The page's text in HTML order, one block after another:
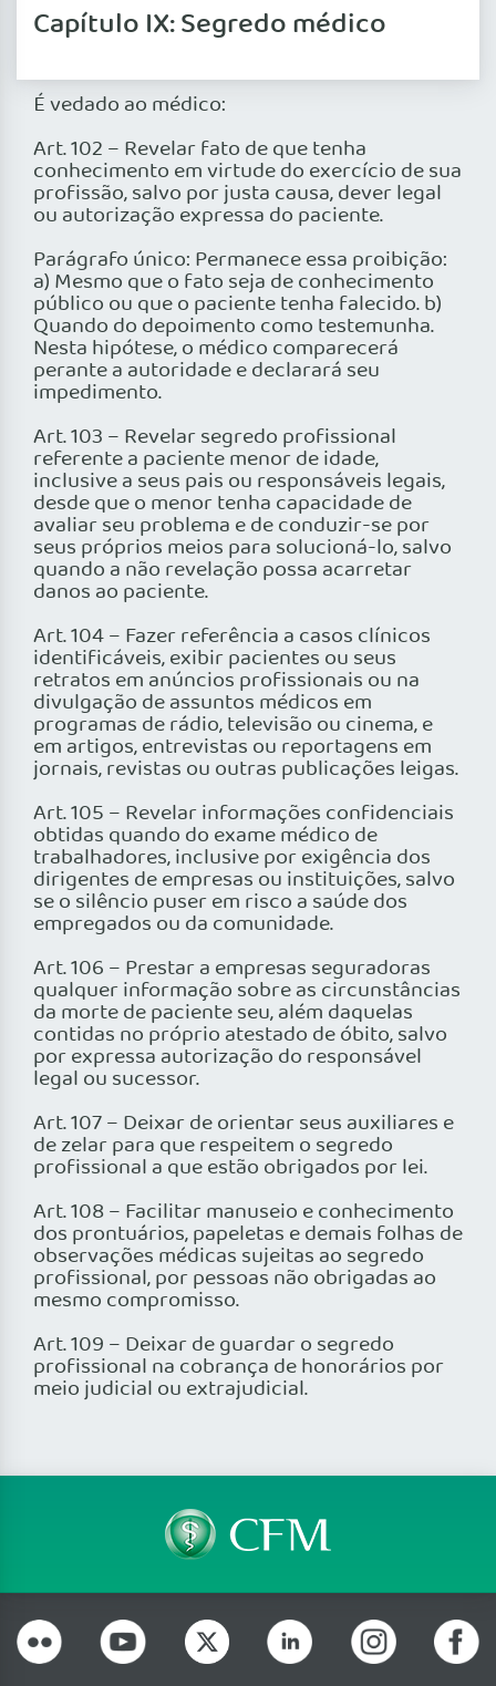
Capítulo IX: Segredo médico
É vedado ao médico:
Art. 102 – Revelar fato de que tenha
conhecimento em virtude do exercício de sua
profissão, salvo por justa causa, dever legal
ou autorização expressa do paciente.
Parágrafo único: Permanece essa proibição:
a) Mesmo que o fato seja de conhecimento
público ou que o paciente tenha falecido. b)
Quando do depoimento como testemunha.
Nesta hipótese, o médico comparecerá
perante a autoridade e declarará seu
impedimento.
Art. 103 – Revelar segredo profissional
referente a paciente menor de idade,
inclusive a seus pais ou responsáveis legais,
desde que o menor tenha capacidade de
avaliar seu problema e de conduzir-se por
seus próprios meios para solucioná-lo, salvo
quando a não revelação possa acarretar
danos ao paciente.
Art. 104 – Fazer referência a casos clínicos
identificáveis, exibir pacientes ou seus
retratos em anúncios profissionais ou na
divulgação de assuntos médicos em
programas de rádio, televisão ou cinema, e
em artigos, entrevistas ou reportagens em
jornais, revistas ou outras publicações leigas.
Art. 105 – Revelar informações confidenciais
obtidas quando do exame médico de
trabalhadores, inclusive por exigência dos
dirigentes de empresas ou instituições, salvo
se o silêncio puser em risco a saúde dos
empregados ou da comunidade.
Art. 106 – Prestar a empresas seguradoras
qualquer informação sobre as circunstâncias
da morte de paciente seu, além daquelas
contidas no próprio atestado de óbito, salvo
por expressa autorização do responsável
legal ou sucessor.
Art. 107 – Deixar de orientar seus auxiliares e
de zelar para que respeitem o segredo
profissional a que estão obrigados por lei.
Art. 108 – Facilitar manuseio e conhecimento
dos prontuários, papeletas e demais folhas de
observações médicas sujeitas ao segredo
profissional, por pessoas não obrigadas ao
mesmo compromisso.
Art. 109 – Deixar de guardar o segredo
profissional na cobrança de honorários por
meio judicial ou extrajudicial.